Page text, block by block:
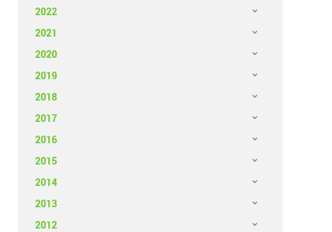
2022
2021
2020
2019
2018
2017
2016
2015
2014
2013
2012